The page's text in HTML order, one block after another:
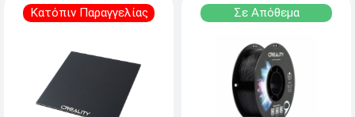
Κατόπιν Παραγγελίας Σε Απόθεμα